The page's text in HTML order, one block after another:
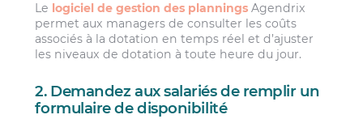
Le logiciel de gestion des plannings Agendrix
permet aux managers de consulter les coûts
associés à la dotation en temps réel et d’ajuster
les niveaux de dotation à toute heure du jour.
2. Demandez aux salariés de remplir un
formulaire de disponibilité